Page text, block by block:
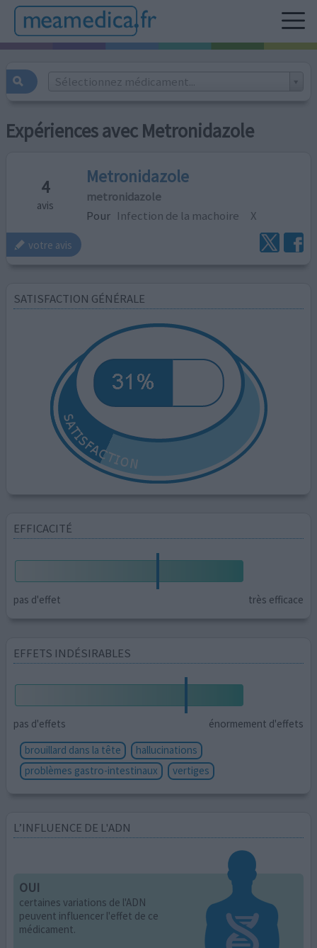
Sélectionnez médicament...
Expériences avec Metronidazole
4
avis
Metronidazole
metronidazole
Pour Infection de la machoire X
votre avis
SATISFACTION GÉNÉRALE
EFFICACITÉ
pas d'effet très efficace
EFFETS INDÉSIRABLES
pas d'effets
énormement d'effets
brouillard dans la tête
hallucinations
problèmes gastro-intestinaux
vertiges
L’INFLUENCE DE L'ADN
OUI
certaines variations de l'ADN
peuvent influencer l'effet de ce
médicament.